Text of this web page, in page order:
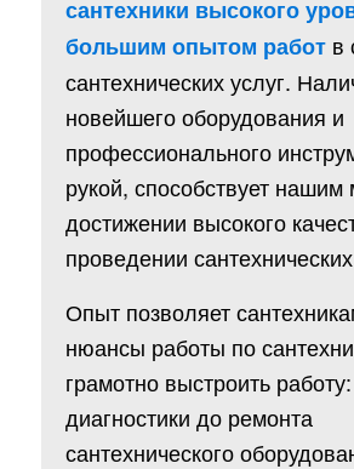
сантехники высокого
большим опытом работв
сантехнических услуг.
новейшего оборудования и
профессионального
рукой, способствует нашим
достижении высокого
проведении
Опыт позволяет
нюансы работы по
грамотно выстроить
диагностики до ремонта
сантехнического